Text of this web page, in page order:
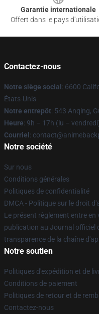
Garantie internationale
Offert dans le pays
Contactez-nous
Notre siège social : 6600
États-Unis
Notre entrepôt: 543 Anqing,
Heure: 9h – 17h (lu –
Courriel :
Notre société
Sur nous
Conditions générales
Politiques de confidentialité
DMCA - Politique sur le droit
Le présent règlement entre
publication au Journal officiel
transparence de la chaîne
Notre soutien
Politiques d'expédition et de
Conditions de paiement
Politiques de retour et de
Contactez-nous